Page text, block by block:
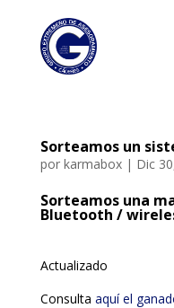
Sorteamos un
por karmabox| Dic
Sorteamos una
Bluetooth /
Actualizado
Consulta aquí el